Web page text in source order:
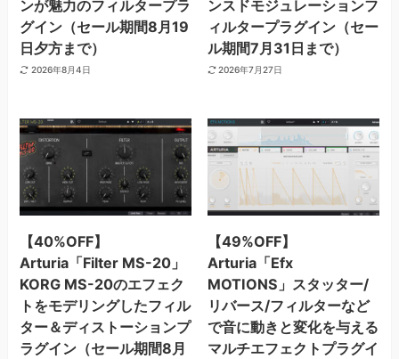
ンが魅力のフィルタープラ
グイン（セール期間8月19
日夕方まで）
2026年8月4日
ンスドモジュレーションフ
ィルタープラグイン（セー
ル期間7月31日まで）
2026年7月27日
【40%OFF】
Arturia「Filter MS-20」
KORG MS-20のエフェク
トをモデリングしたフィル
ター＆ディストーションプ
ラグイン（セール期間8月
【49%OFF】
Arturia「Efx
MOTIONS」スタッター/
リバース/フィルターなど
で音に動きと変化を与える
マルチエフェクトプラグイ